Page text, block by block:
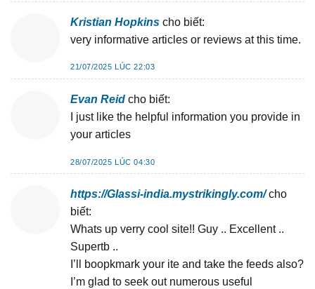
Kristian Hopkins cho biết:
very informative articles or reviews at this time.
21/07/2025 LÚC 22:03
Evan Reid cho biết:
I just like the helpful information you provide in
your articles
28/07/2025 LÚC 04:30
https://Glassi-india.mystrikingly.com/ cho
biết:
Whats up verry cool site!! Guy .. Excellent ..
Supertb ..
I’ll boopkmark your ite and take the feeds also?
I’m glad to seek out numerous useful